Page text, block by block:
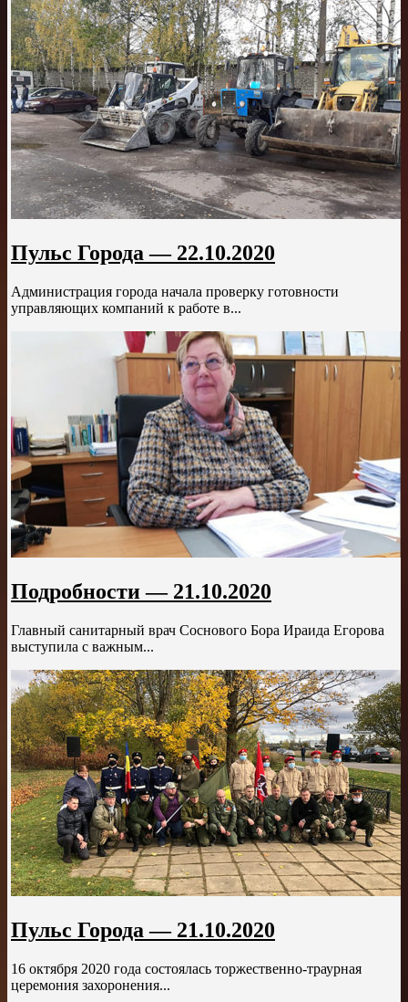
Пульс Города — 22.10.2020
Администрация города начала проверку готовности
управляющих компаний к работе в...
Подробности — 21.10.2020
Главный санитарный врач Соснового Бора Ираида Егорова
выступила с важным...
Пульс Города — 21.10.2020
16 октября 2020 года состоялась торжественно-траурная
церемония захоронения...